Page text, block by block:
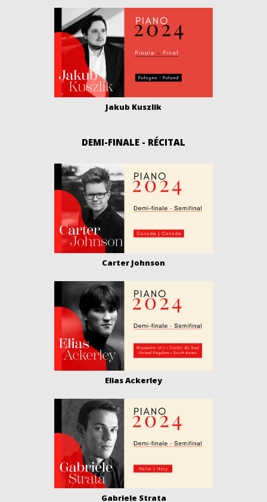
Jakub Kuszlik
DEMI-FINALE - RÉCITAL
Carter Johnson
Elias Ackerley
Gabriele Strata